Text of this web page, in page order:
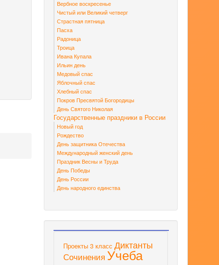
Вербное воскресенье
Чистый или Великий четверг
Страстная пятница
Пасха
Радоница
Троица
Ивана Купала
Ильин день
Медовый спас
Яблочный спас
Хлебный спас
Покров Пресвятой Богородицы
День Святого Николая
Государственные праздники в России
Новый год
Рождество
День защитника Отечества
Международный женский день
Праздник Весны и Труда
День Победы
День России
День народного единства
Проекты 3 класс Диктанты
Сочинения Учеба